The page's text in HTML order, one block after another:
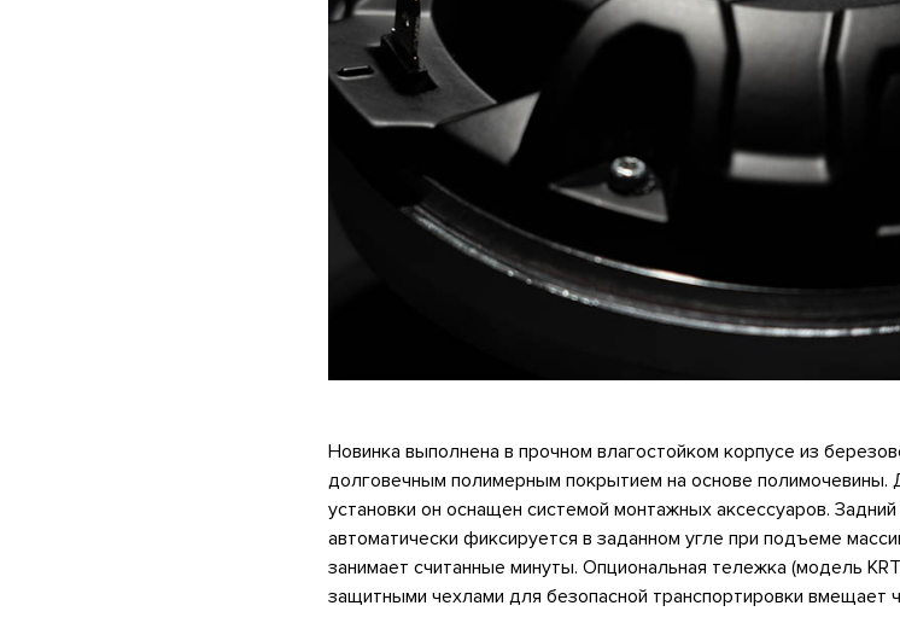
Новинка выполнена в прочном влагостойком корпусе из
долговечным полимерным покрытием на основе полимочевины.
установки он оснащен системой монтажных аксессуаров.
автоматически фиксируется в заданном угле при подъеме
занимает считанные минуты. Опциональная тележка (модель
защитными чехлами для безопасной транспортировки вмещает